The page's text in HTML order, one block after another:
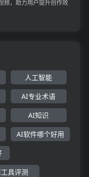
频，助力用户提升创作效
人工智能
AI专业术语
AI知识
AI软件哪个好用
具评测